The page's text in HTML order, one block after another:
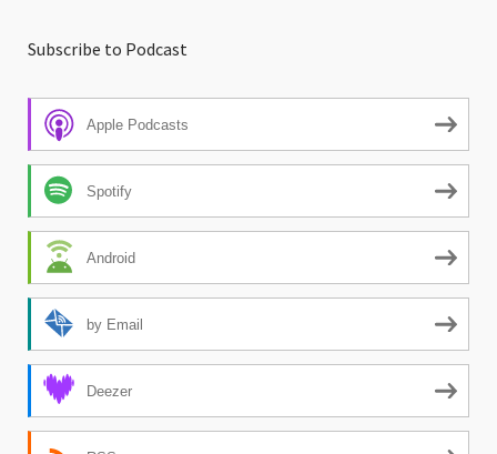
Subscribe to Podcast
Apple Podcasts
Spotify
Android
by Email
Deezer